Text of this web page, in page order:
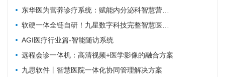
东华医为营养诊疗系统：赋能内分泌科智慧营养管理
软硬一体全链自研！九星数字科技完整智慧医疗产品矩阵，助力区域医疗数字化升级
AGI医疗行业篇-智能随访系统
远程会诊一体机：高清视频+医学影像的融合方案
九思软件丨智慧医院一体化协同管理解决方案